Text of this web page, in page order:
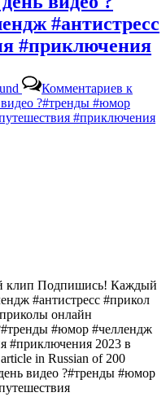
#антистресс
#приключения
Комментариев к
?#тренды #юмор
#приключения
клип Подпишись! Каждый
#антистресс #прикол
онлайн
#юмор #челлендж
#приключения 2023 в
in Russian of 200
видео ?#тренды #юмор